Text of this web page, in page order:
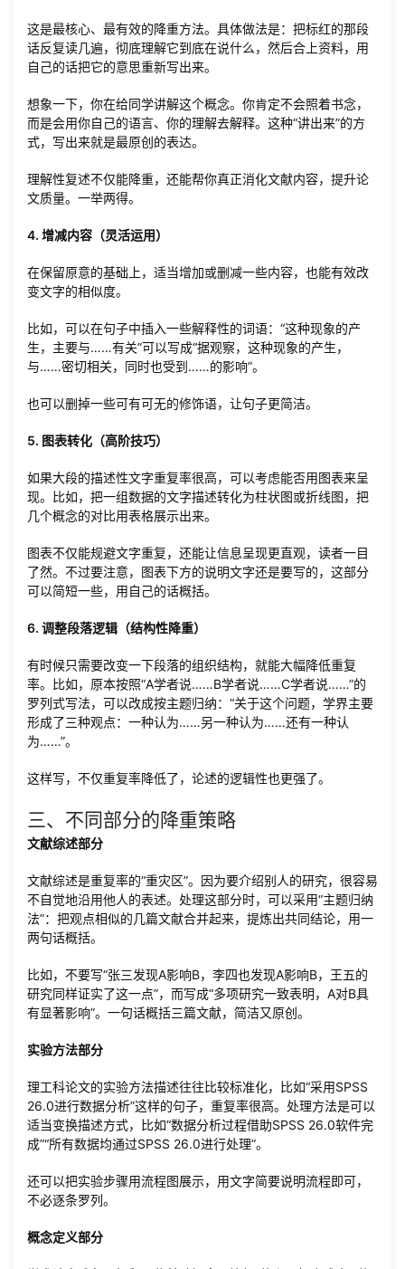
这是最核心、最有效的降重方法。具体做法是：把标红的那段
话反复读几遍，彻底理解它到底在说什么，然后合上资料，用
自己的话把它的意思重新写出来。
想象一下，你在给同学讲解这个概念。你肯定不会照着书念，
而是会用你自己的语言、你的理解去解释。这种“讲出来”的方
式，写出来就是最原创的表达。
理解性复述不仅能降重，还能帮你真正消化文献内容，提升论
文质量。一举两得。
4. 增减内容（灵活运用）
在保留原意的基础上，适当增加或删减一些内容，也能有效改
变文字的相似度。
比如，可以在句子中插入一些解释性的词语：“这种现象的产
生，主要与……有关”可以写成“据观察，这种现象的产生，
与……密切相关，同时也受到……的影响”。
也可以删掉一些可有可无的修饰语，让句子更简洁。
5. 图表转化（高阶技巧）
如果大段的描述性文字重复率很高，可以考虑能否用图表来呈
现。比如，把一组数据的文字描述转化为柱状图或折线图，把
几个概念的对比用表格展示出来。
图表不仅能规避文字重复，还能让信息呈现更直观，读者一目
了然。不过要注意，图表下方的说明文字还是要写的，这部分
可以简短一些，用自己的话概括。
6. 调整段落逻辑（结构性降重）
有时候只需要改变一下段落的组织结构，就能大幅降低重复
率。比如，原本按照“A学者说……B学者说……C学者说……”的
罗列式写法，可以改成按主题归纳：“关于这个问题，学界主要
形成了三种观点：一种认为……另一种认为……还有一种认
为……”。
这样写，不仅重复率降低了，论述的逻辑性也更强了。
三、不同部分的降重策略
文献综述部分
文献综述是重复率的“重灾区”。因为要介绍别人的研究，很容易
不自觉地沿用他人的表述。处理这部分时，可以采用“主题归纳
法”：把观点相似的几篇文献合并起来，提炼出共同结论，用一
两句话概括。
比如，不要写“张三发现A影响B，李四也发现A影响B，王五的
研究同样证实了这一点”，而写成“多项研究一致表明，A对B具
有显著影响”。一句话概括三篇文献，简洁又原创。
实验方法部分
理工科论文的实验方法描述往往比较标准化，比如“采用SPSS
26.0进行数据分析”这样的句子，重复率很高。处理方法是可以
适当变换描述方式，比如“数据分析过程借助SPSS 26.0软件完
成”“所有数据均通过SPSS 26.0进行处理”。
还可以把实验步骤用流程图展示，用文字简要说明流程即可，
不必逐条罗列。
概念定义部分